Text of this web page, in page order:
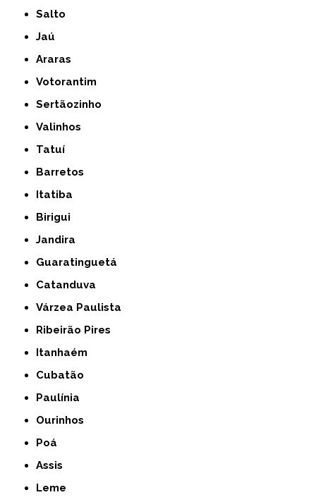
Salto
Jaú
Araras
Votorantim
Sertãozinho
Valinhos
Tatuí
Barretos
Itatiba
Birigui
Jandira
Guaratinguetá
Catanduva
Várzea Paulista
Ribeirão Pires
Itanhaém
Cubatão
Paulínia
Ourinhos
Poá
Assis
Leme